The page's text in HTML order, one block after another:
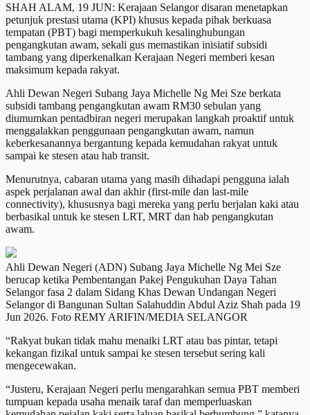
SHAH ALAM, 19 JUN: Kerajaan Selangor disaran menetapkan
petunjuk prestasi utama (KPI) khusus kepada pihak berkuasa
tempatan (PBT) bagi memperkukuh kesalinghubungan
pengangkutan awam, sekali gus memastikan inisiatif subsidi
tambang yang diperkenalkan Kerajaan Negeri memberi kesan
maksimum kepada rakyat.
Ahli Dewan Negeri Subang Jaya Michelle Ng Mei Sze berkata
subsidi tambang pengangkutan awam RM30 sebulan yang
diumumkan pentadbiran negeri merupakan langkah proaktif untuk
menggalakkan penggunaan pengangkutan awam, namun
keberkesanannya bergantung kepada kemudahan rakyat untuk
sampai ke stesen atau hab transit.
Menurutnya, cabaran utama yang masih dihadapi pengguna ialah
aspek perjalanan awal dan akhir (first-mile dan last-mile
connectivity), khususnya bagi mereka yang perlu berjalan kaki atau
berbasikal untuk ke stesen LRT, MRT dan hab pengangkutan
awam.
Ahli Dewan Negeri (ADN) Subang Jaya Michelle Ng Mei Sze
berucap ketika Pembentangan Pakej Pengukuhan Daya Tahan
Selangor fasa 2 dalam Sidang Khas Dewan Undangan Negeri
Selangor di Bangunan Sultan Salahuddin Abdul Aziz Shah pada 19
Jun 2026. Foto REMY ARIFIN/MEDIA SELANGOR
“Rakyat bukan tidak mahu menaiki LRT atau bas pintar, tetapi
kekangan fizikal untuk sampai ke stesen tersebut sering kali
mengecewakan.
“Justeru, Kerajaan Negeri perlu mengarahkan semua PBT memberi
tumpuan kepada usaha menaik taraf dan memperluaskan